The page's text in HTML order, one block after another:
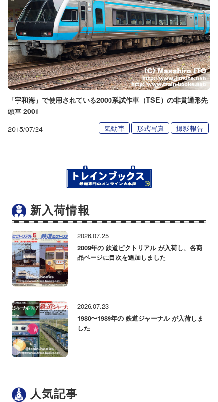
「宇和海」で使用されている2000系試作車（TSE）の非貫通形先
頭車 2001
2015/07/24 気動車 形式写真 撮影報告
新入荷情報
2026.07.25
2009年の 鉄道ピクトリアル が入荷し、各商
品ページに目次を追加しました
2026.07.23
1980〜1989年の 鉄道ジャーナル が入荷しま
した
人気記事